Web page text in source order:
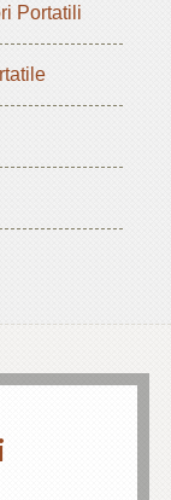
Portatili